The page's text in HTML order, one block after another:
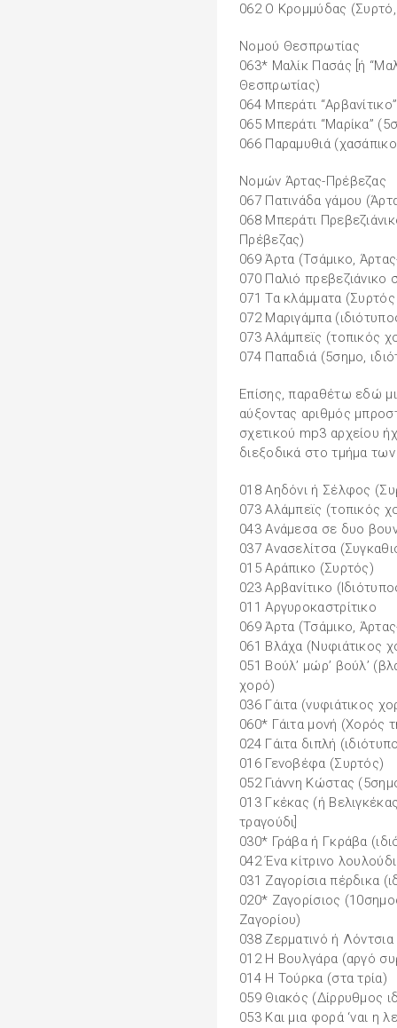
062 Ο Κρομμύδας (Συρτό,
Νοµού Θεσπρωτίας
063* Μαλίκ Πασάς [ή
Θεσπρωτίας)
064 Μπεράτι
065 Μπεράτι “Μαρίκα”
066 Παραµυθιά
Νοµών Άρτας-Πρέβεζας
067 Πατινάδα γάµου
068 Μπεράτι
Πρέβεζας)
069 Άρτα (Τσάμικο,
070 Παλιό
071 Τα κλάµµατα
072 Μαριγάµπα
073 Αλάµπεϊς (τοπικός
074 Παπαδιά (5σηµο,
Επίσης, παραθέτω εδώ
αύξοντας αριθμός
σχετικού mp3 αρχείου
διεξοδικά στο τμήμα
018 Αηδόνι ή Σέλφος
073 Αλάµπεϊς (τοπικός
043 Ανάµεσα σε δυο
037 Ανασελίτσα
015 Αράπικο (Συρτός)
023 Αρβανίτικο
011 Αργυροκαστρίτικο
069 Άρτα (Τσάμικο,
061 Βλάχα (Νυφιάτικος
051 Βούλ’ µώρ’ βούλ’
χορό)
036 Γάιτα (νυφιάτικος
060* Γάιτα µονή (Χορός
024 Γάιτα διπλή
016 Γενοβέφα (Συρτός)
052 Γιάννη Κώστας
013 Γκέκας (ή
τραγούδι]
030* Γράβα ή Γκράβα
042 Ένα κίτρινο
031 Ζαγορίσια πέρδικα
020* Ζαγορίσιος
Ζαγορίου)
038 Ζερµατινό ή
012 Η Βουλγάρα (αργό
014 Η Τούρκα (στα τρία)
059 Θιακός (Δίρρυθµος
053 Και µια φορά ‘ναι η